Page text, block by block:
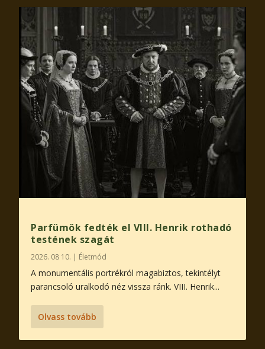
Parfümök fedték el VIII. Henrik rothadó
testének szagát
2026. 08 10. | Életmód
A monumentális portrékról magabiztos, tekintélyt
parancsoló uralkodó néz vissza ránk. VIII. Henrik...
Olvass tovább